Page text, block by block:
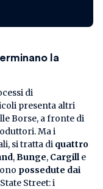
la
di
presenta altri
Borse, a fronte di
Ma i
si tratta di quattro
,Bunge, Cargille
possedute dai
Street: i